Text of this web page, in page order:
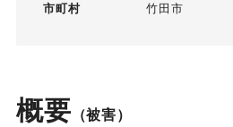
市町村 竹田市
概要 （被害）